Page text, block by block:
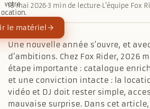
18 mai 2026·3 min de lecture·L'équipe Fox
Une nouvelle année s’ouvre, et
d’ambitions. Chez Fox Rider, 2026
étape importante : catalogue
et une conviction intacte : la
vidéo et DJ doit rester simple,
mauvaise surprise. Dans cet
votre
le matériel